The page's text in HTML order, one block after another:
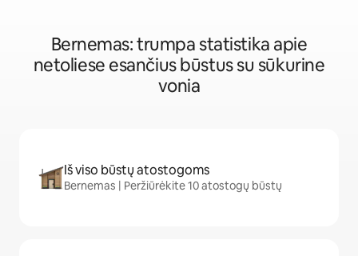
Bernemas: trumpa statistika apie
netoliese esančius būstus su sūkurine
vonia
Iš viso būstų atostogoms
Bernemas | Peržiūrėkite 10 atostogų būstų